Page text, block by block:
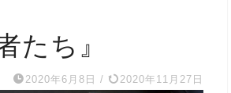
たち』
2020年6月8日 / 2020年11月27日